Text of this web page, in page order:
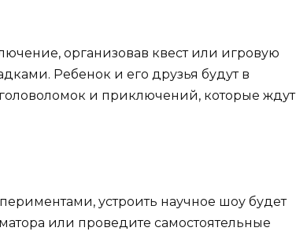
организовав квест или игровую
Ребенок и его друзья будут в
и приключений, которые ждут
устроить научное шоу будет
или проведите самостоятельные